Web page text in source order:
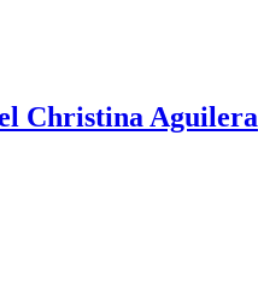
Christina Aguilera